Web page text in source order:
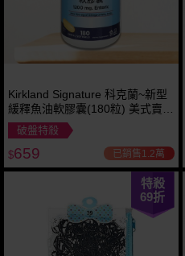
Kirkland Signature 科克蘭~新型
緩釋魚油軟膠囊(180粒) 美式賣場
熱銷
破盤特殺
$659 已銷售1.2萬
特殺
69折